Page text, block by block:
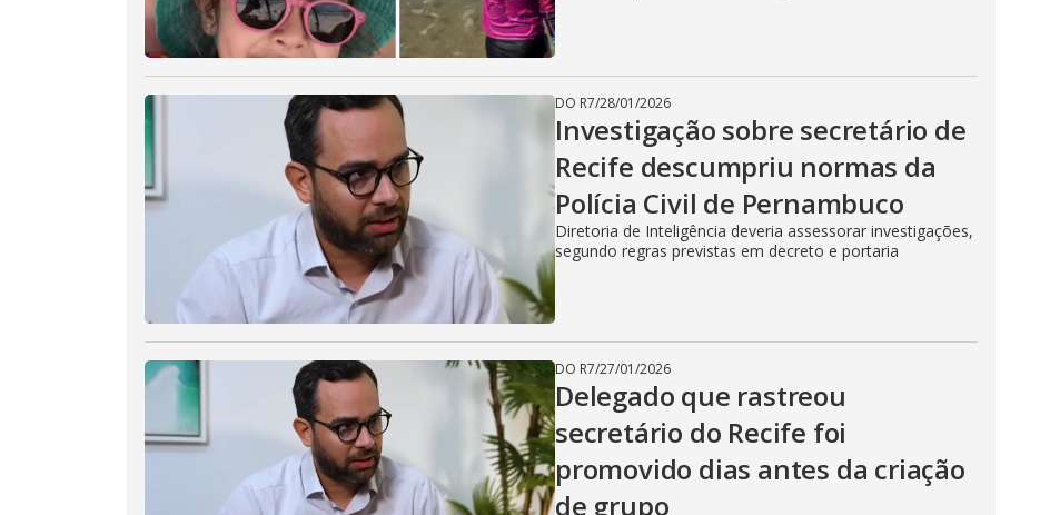
DO R7/28/01/2026
Investigação sobre secretário de
Recife descumpriu normas da
Polícia Civil de Pernambuco
Diretoria de Inteligência deveria assessorar investigações,
segundo regras previstas em decreto e portaria
DO R7/27/01/2026
Delegado que rastreou
secretário do Recife foi
promovido dias antes da criação
de grupo